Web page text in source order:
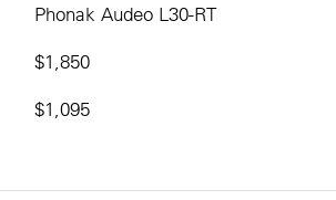
Phonak Audeo L30-RT
$1,850
$1,095